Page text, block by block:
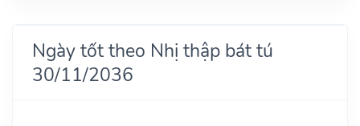
Ngày tốt theo Nhị thập bát tú
30/11/2036